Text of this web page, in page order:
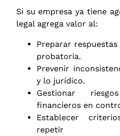
Si su empresa ya tiene
legal agrega valor al:
Preparar
probatoria.
Prevenir
y lo jurídico.
Gestionar
financieros en
Establecer
repetir